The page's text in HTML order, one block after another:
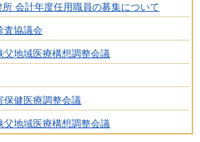
会計年度任用職員の募集について
査協議会
父地域医療構想調整会議
保健医療調整会議
父地域医療構想調整会議